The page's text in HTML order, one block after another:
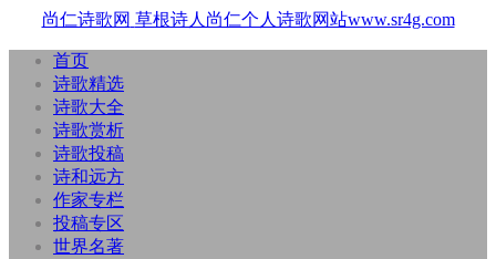
尚仁诗歌网 草根诗人尚仁个人诗歌网站www.sr4g.com
首页
诗歌精选
诗歌大全
诗歌赏析
诗歌投稿
诗和远方
作家专栏
投稿专区
世界名著